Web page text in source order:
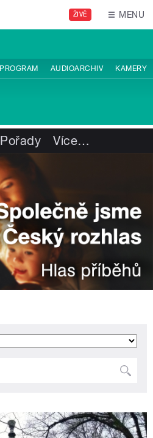
ŽIVĚ MENU
PROGRAM AUDIOARCHIV KAMERY
Pořady Více…